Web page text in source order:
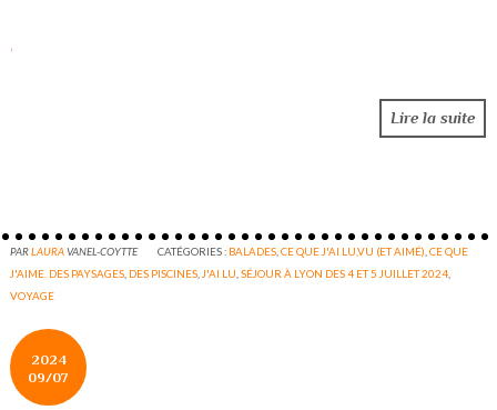
Lire la suite
PARLAURAVANEL-COYTTE CATÉGORIES : BALADES ,CE QUE J'AI LU,VU (ET AIMÉ) ,CE QUE
J'AIME. DES PAYSAGES DES PISCINES J'AI LU ,SÉJOUR À LYON DES 4 ET 5 JUILLET 2024
VOYAGE
2024
09/07